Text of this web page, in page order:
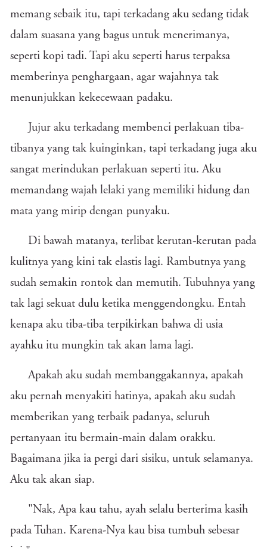
memang sebaik itu, tapi terkadang aku sedang tidak
dalam suasana yang bagus untuk menerimanya,
seperti kopi tadi. Tapi aku seperti harus terpaksa
memberinya penghargaan, agar wajahnya tak
menunjukkan kekecewaan padaku.
Jujur aku terkadang membenci perlakuan tiba-
tibanya yang tak kuinginkan, tapi terkadang juga aku
sangat merindukan perlakuan seperti itu. Aku
memandang wajah lelaki yang memiliki hidung dan
mata yang mirip dengan punyaku.
Di bawah matanya, terlibat kerutan-kerutan pada
kulitnya yang kini tak elastis lagi. Rambutnya yang
sudah semakin rontok dan memutih. Tubuhnya yang
tak lagi sekuat dulu ketika menggendongku. Entah
kenapa aku tiba-tiba terpikirkan bahwa di usia
ayahku itu mungkin tak akan lama lagi.
Apakah aku sudah membanggakannya, apakah
aku pernah menyakiti hatinya, apakah aku sudah
memberikan yang terbaik padanya, seluruh
pertanyaan itu bermain-main dalam orakku.
Bagaimana jika ia pergi dari sisiku, untuk selamanya.
Aku tak akan siap.
"Nak, Apa kau tahu, ayah selalu berterima kasih
pada Tuhan. Karena-Nya kau bisa tumbuh sebesar